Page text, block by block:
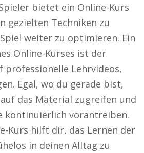
bietet ein Online-Kurs
gezielten Techniken zu
weiter zu optimieren. Ein
Online-Kurses ist der
professionelle Lehrvideos,
Egal, wo du gerade bist,
das Material zugreifen und
kontinuierlich vorantreiben.
Kurs hilft dir, das Lernen der
in deinen Alltag zu